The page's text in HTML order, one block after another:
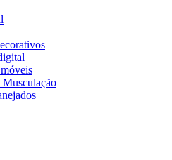
Musculação